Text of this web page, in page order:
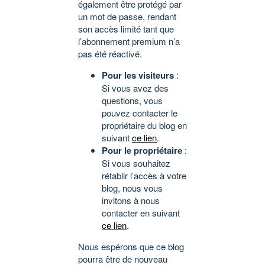
également être protégé par
un mot de passe, rendant
son accès limité tant que
l’abonnement premium n’a
pas été réactivé.
Pour les visiteurs :
Si vous avez des
questions, vous
pouvez contacter le
propriétaire du blog en
suivantce lien.
Pour le propriétaire :
Si vous souhaitez
rétablir l’accès à votre
blog, nous vous
invitons à nous
contacter en suivant
ce lien.
Nous espérons que ce blog
pourra être de nouveau